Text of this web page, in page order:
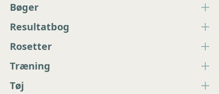
Bøger
Resultatbog
Rosetter
Træning
Tøj